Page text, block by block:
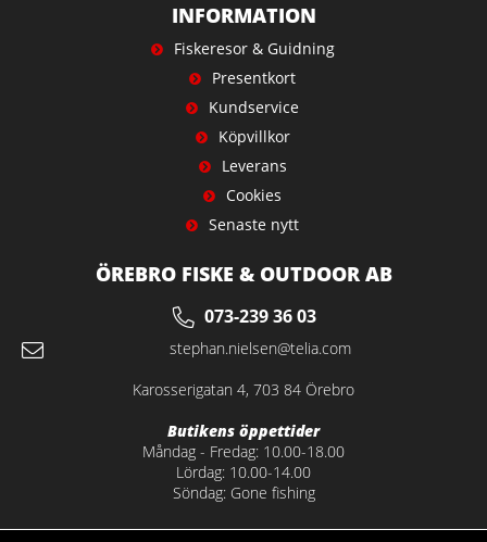
INFORMATION
Fiskeresor & Guidning
Presentkort
Kundservice
Köpvillkor
Leverans
Cookies
Senaste nytt
ÖREBRO FISKE & OUTDOOR AB
073-239 36 03
stephan.nielsen@telia.com
Karosserigatan 4, 703 84 Örebro
Butikens öppettider
Måndag - Fredag: 10.00-18.00
Lördag: 10.00-14.00
Söndag: Gone fishing